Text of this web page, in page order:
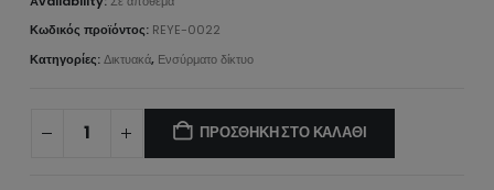
Κωδικός προϊόντος: REYE-0022
Κατηγορίες:Δικτυακά, Ενσύρματο δίκτυο
ΠΡΟΣΘΉΚΗ ΣΤΟ ΚΑΛΆΘΙ